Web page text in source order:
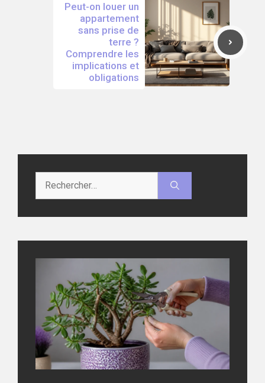
Peut-on louer un
appartement
sans prise de
terre ?
Comprendre les
implications et
obligations